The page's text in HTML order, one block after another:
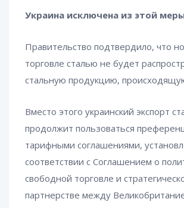
Украина исключена из этой
Правительство подтвердило, что
торговле сталью не будет
стальную продукцию,
Вместо этого украинский экспорт
продолжит пользоваться
тарифными соглашениями,
соответствии с Соглашением о
свободной торговле и
партнерстве между